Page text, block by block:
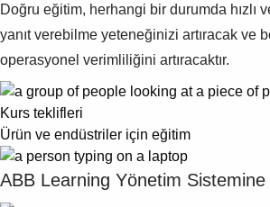
Suggestions
Products
See more products
Doğru eğitim, herhangi bir durumda hızlı
yanıt verebilme yeteneğinizi artıracak ve
operasyonel verimliliğini artıracaktır.
Kurs teklifleri
Ürün ve endüstriler için eğitim
ABB Learning Yönetim Sistemine